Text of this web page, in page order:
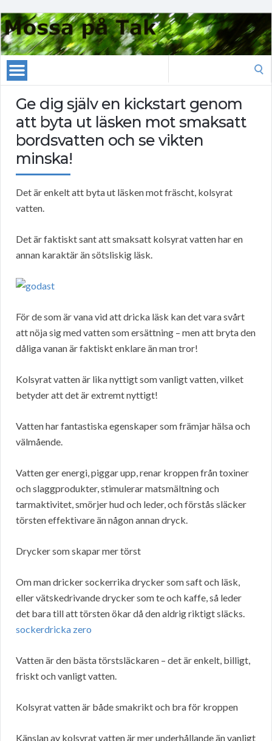
Ge dig själv en kickstart genom
att byta ut läsken mot smaksatt
bordsvatten och se vikten
minska!
Det är enkelt att byta ut läsken mot fräscht, kolsyrat
vatten.
Det är faktiskt sant att smaksatt kolsyrat vatten har en
annan karaktär än sötsliskig läsk.
För de som är vana vid att dricka läsk kan det vara svårt
att nöja sig med vatten som ersättning – men att bryta den
dåliga vanan är faktiskt enklare än man tror!
Kolsyrat vatten är lika nyttigt som vanligt vatten, vilket
betyder att det är extremt nyttigt!
Vatten har fantastiska egenskaper som främjar hälsa och
välmående.
Vatten ger energi, piggar upp, renar kroppen från toxiner
och slaggprodukter, stimulerar matsmältning och
tarmaktivitet, smörjer hud och leder, och förstås släcker
törsten effektivare än någon annan dryck.
Drycker som skapar mer törst
Om man dricker sockerrika drycker som saft och läsk,
eller vätskedrivande drycker som te och kaffe, så leder
det bara till att törsten ökar då den aldrig riktigt släcks.
sockerdricka zero
Vatten är den bästa törstsläckaren – det är enkelt, billigt,
friskt och vanligt vatten.
Kolsyrat vatten är både smakrikt och bra för kroppen
Känslan av kolsyrat vatten är mer underhållande än vanligt